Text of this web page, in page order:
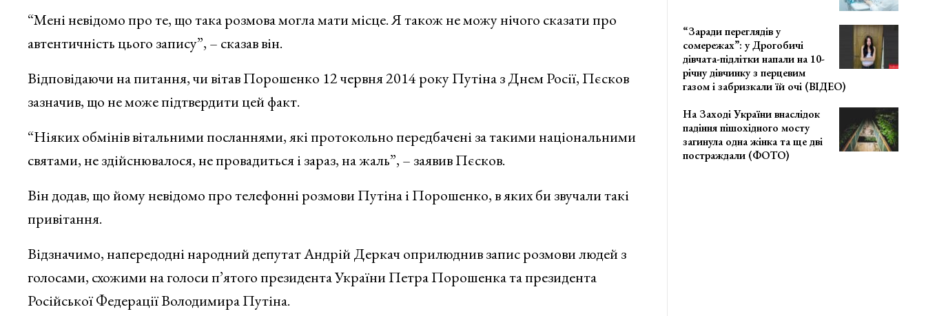
“Мені невідомо про те, що така розмова могла мати місце. Я також не можу нічого сказати про
автентичність цього запису”, – сказав він.
Відповідаючи на питання, чи вітав Порошенко 12 червня 2014 року Путіна з Днем Росії, Пєсков
зазначив, що не може підтвердити цей факт.
“Ніяких обмінів вітальними посланнями, які протокольно передбачені за такими національними
святами, не здійснювалося, не провадиться і зараз, на жаль”, – заявив Пєсков.
Він додав, що йому невідомо про телефонні розмови Путіна і Порошенко, в яких би звучали такі
привітання.
Відзначимо, напередодні народний депутат Андрій Деркач оприлюднив запис розмови людей з
голосами, схожими на голоси п’ятого президента України Петра Порошенка та президента
Російської Федерації Володимира Путіна.
“Заради переглядів у
сомережах”: у Дрогобичі
дівчата-підлітки напали на 10-
річну дівчинку з перцевим
газом і забризкали їй очі (ВІДЕО)
На Заході України внаслідок
падіння пішохідного мосту
загинула одна жінка та ще дві
постраждали (ФОТО)